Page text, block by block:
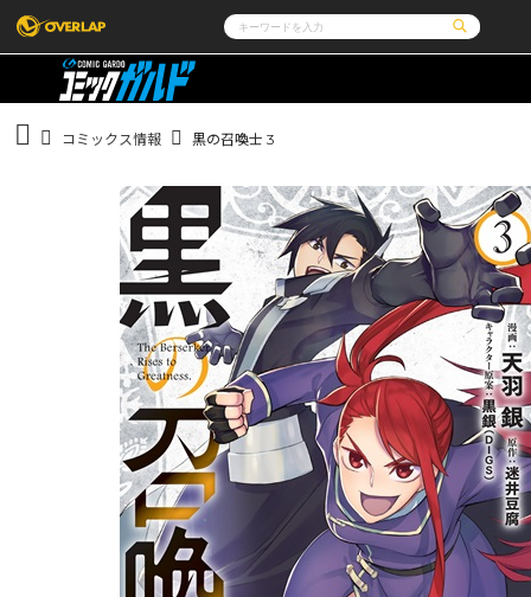
コミック
コミッククリエ
LiQulle
ライトノベル
ポケットモンスター
アニメ
オーバーラップ広報室
企業
会社概要
採用情報
アクセス
オーバーラップホールディングス
お問い合わせはこ
オーバーラップ文庫 オーバーラップノベルス
オーバーラップノベルスf ロサージュノベルス
コミックガルド コミッククリエ
リキューレ コミックパルフェ
コミックス情報 黒の召喚士 3